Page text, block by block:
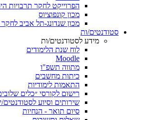
הפרוייקט לחקר תרבויות
מכון קונפוציוס
מכון שנדונג-תל אביב
סטודנטים/ות
מידע לסטודנטים/ות
לוח שנת הלימודים
Moodle
מתווה תשפ"ו
כיתות מחשבים
התאמות לימודיות
רישום לקורסי ״כלים
שירותים וסיוע לסטודנטים/
סיום תואר - הנחיות